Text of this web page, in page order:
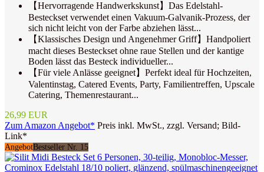
【Hervorragende Handwerkskunst】Das Edelstahl-
Besteckset verwendet einen Vakuum-Galvanik-Prozess, der
sich nicht leicht von der Farbe abziehen lässt...
【Klassisches Design und Angenehmer Griff】Handpoliert
macht dieses Besteckset ohne raue Stellen und der kantige
Boden lässt das Besteck individueller...
【Für viele Anlässe geeignet】Perfekt ideal für Hochzeiten,
Valentinstag, Catered Events, Party, Familientreffen, Upscale
Catering, Themenrestaurant...
26,99 EUR
Zum Amazon Angebot* Preis inkl. MwSt., zzgl. Versand; Bild-
Link*
AngebotBestseller Nr. 15